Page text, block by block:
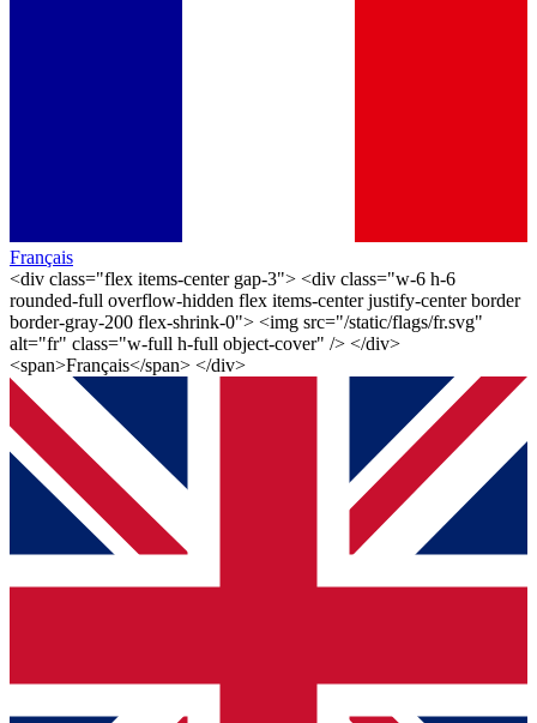
Français
<div class="flex items-center gap-3"> <div class="w-6 h-6
rounded-full overflow-hidden flex items-center justify-center border
border-gray-200 flex-shrink-0"> <img src="/static/flags/fr.svg"
alt="fr" class="w-full h-full object-cover" /> </div>
<span>Français</span> </div>